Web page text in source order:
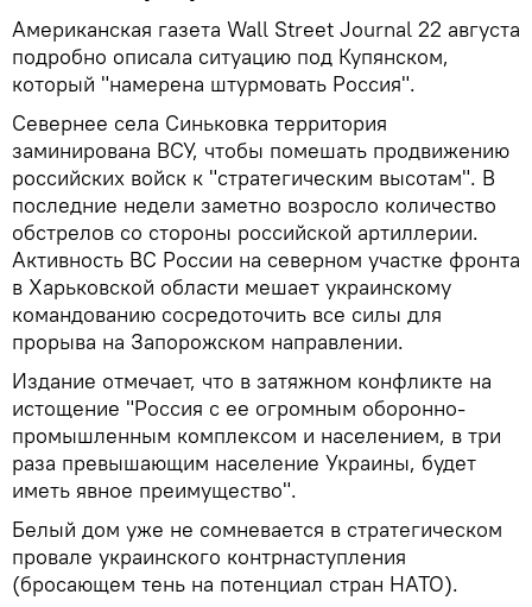
Американская газета Wall Street Journal 22 августа
подробно описала ситуацию под Купянском,
который "намерена штурмовать Россия".
Севернее села Синьковка территория
заминирована ВСУ, чтобы помешать продвижению
российских войск к "стратегическим высотам". В
последние недели заметно возросло количество
обстрелов со стороны российской артиллерии.
Активность ВС России на северном участке фронта
в Харьковской области мешает украинскому
командованию сосредоточить все силы для
прорыва на Запорожском направлении.
Издание отмечает, что в затяжном конфликте на
истощение "Россия с ее огромным оборонно-
промышленным комплексом и населением, в три
раза превышающим население Украины, будет
иметь явное преимущество".
Белый дом уже не сомневается в стратегическом
провале украинского контрнаступления
(бросающем тень на потенциал стран НАТО).